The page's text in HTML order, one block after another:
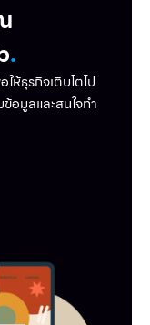
.
ห้ธุรกิจเติบโตไป
อมูลและสนใจทำ